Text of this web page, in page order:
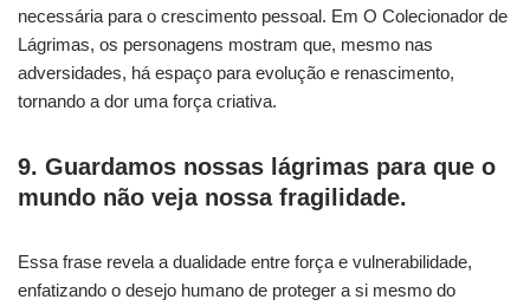
necessária para o crescimento pessoal. Em O Colecionador de
Lágrimas, os personagens mostram que, mesmo nas
adversidades, há espaço para evolução e renascimento,
tornando a dor uma força criativa.
9. Guardamos nossas lágrimas para que o
mundo não veja nossa fragilidade.
Essa frase revela a dualidade entre força e vulnerabilidade,
enfatizando o desejo humano de proteger a si mesmo do